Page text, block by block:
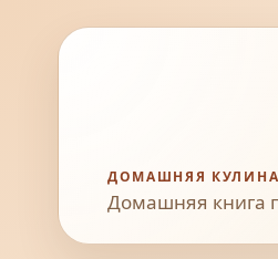
ДОМАШНЯЯ
Домашняя книга